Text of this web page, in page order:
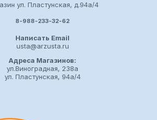
ул. Пластунская, д.94а/4
8-988-233-32-62
Написать Email
usta@arzusta.ru
Адреса Магазинов:
ул.Виноградная, 238а
ул. Пластунская, 94а/4